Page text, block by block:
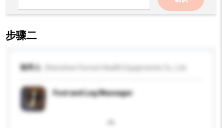
步骤二
收件人
Foot and Leg Massager